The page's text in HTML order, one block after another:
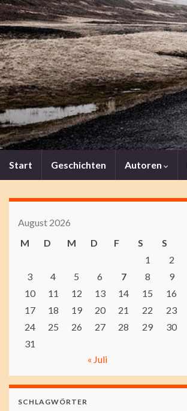
Start Geschichten Autoren
August 2026
M
D M D F S
S
1
2
3
4 5 6 7 8
9
10
11 12 13 14 15
16
17
18 19 20 21 22
23
24
25 26 27 28 29
30
31
« Juli
SCHLAGWÖRTER